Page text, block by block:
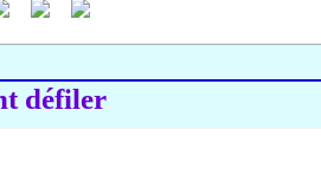
défiler